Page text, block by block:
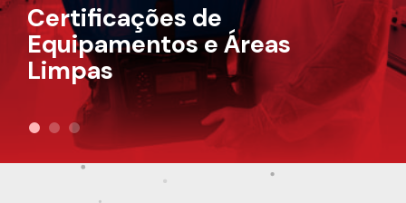
Certificações de
Equipamentos e Áreas
Limpas